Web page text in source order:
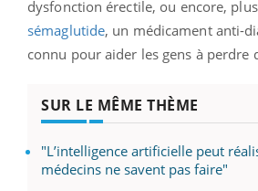
dysfonction érectile, ou encore,
sémaglutide, un médicament anti-
connu pour aider les gens à perdre
SUR LE MÊME THÈME
"L’intelligence artificielle peut
médecins ne savent pas faire"